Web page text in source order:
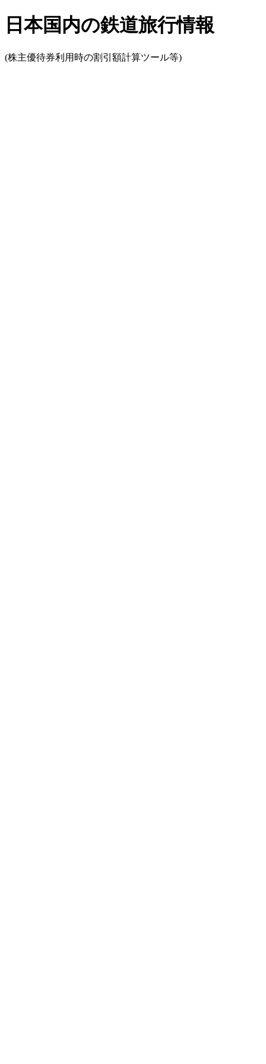
日本国内の鉄道旅行情報
(株主優待券利用時の割引額計算ツール等)